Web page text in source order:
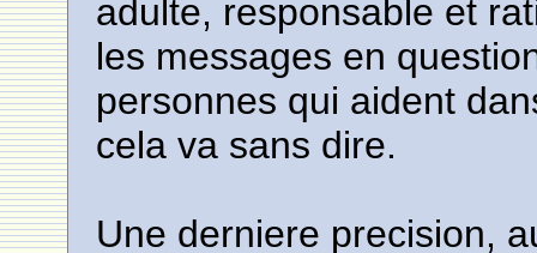
adulte, responsable et
les messages en
personnes qui aident
cela va sans dire.
Une derniere precision,